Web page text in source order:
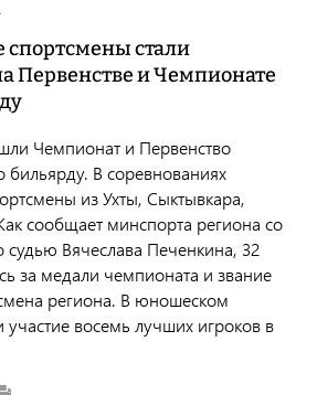
стали
Первенстве и Чемпионате
Чемпионат и Первенство
бильярду. В соревнованиях
из Ухты, Сыктывкара,
сообщает минспорта региона со
судью Вячеслава Печенкина, 32
за медали чемпионата и звание
региона. В юношеском
участие восемь лучших игроков в